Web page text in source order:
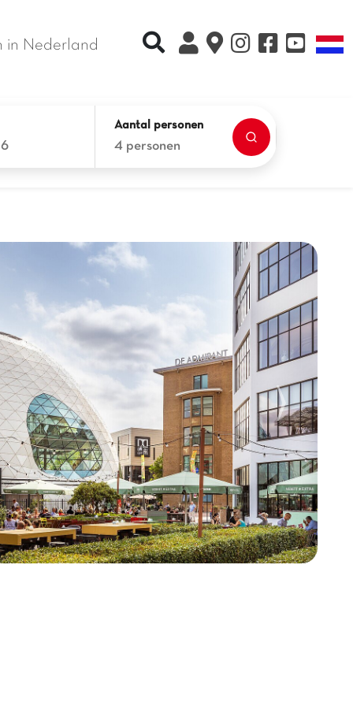
in Nederland Recherche rapide
Aantal personen
4 personen